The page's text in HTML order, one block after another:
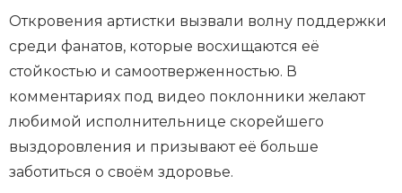
Откровения артистки вызвали волну поддержки
среди фанатов, которые восхищаются её
стойкостью и самоотверженностью. В
комментариях под видео поклонники желают
любимой исполнительнице скорейшего
выздоровления и призывают её больше
заботиться о своём здоровье.